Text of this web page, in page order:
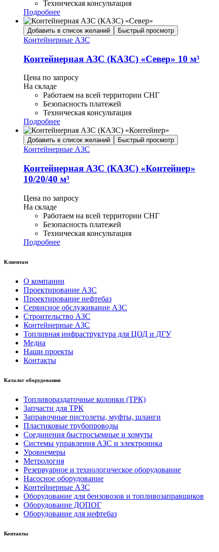
Техническая консультация
Подробнее
Добавить в список желаний Быстрый просмотр
Контейнерные АЗС
Контейнерная АЗС (КАЗС) «Север» 10 м³
Цена по запросу
На складе
Работаем на всей территории СНГ
Безопасность платежей
Техническая консультация
Подробнее
Добавить в список желаний Быстрый просмотр
Контейнерные АЗС
Контейнерная АЗС (КАЗС) «Контейнер»
10/20/40 м³
Цена по запросу
На складе
Работаем на всей территории СНГ
Безопасность платежей
Техническая консультация
Подробнее
Клиентам
О компании
Проектирование АЗС
Проектирование нефтебаз
Сервисное обслуживание АЗС
Строительство АЗС
Контейнерные АЗС
Топливная инфраструктура для ЦОД и ДГУ
Медиа
Наши проекты
Контакты
Каталог оборудования
Топливораздаточные колонки (ТРК)
Запчасти для ТРК
Заправочные пистолеты, муфты, шланги
Пластиковые трубопроводы
Соединения быстросъемные и хомуты
Системы управления АЗС и электроника
Уровнемеры
Метрология
Резервуарное и технологическое оборудование
Насосное оборудование
Контейнерные АЗС
Оборудование для бензовозов и топливозаправщиков
Оборудование ДОПОГ
Оборудование для нефтебаз
Контакты